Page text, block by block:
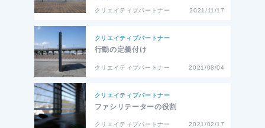
クリエイティブパートナー 2021/11/17
クリエイティブパートナー
行動の定義付け
クリエイティブパートナー 2021/08/04
クリエイティブパートナー
ファシリテーターの役割
クリエイティブパートナー 2021/02/17